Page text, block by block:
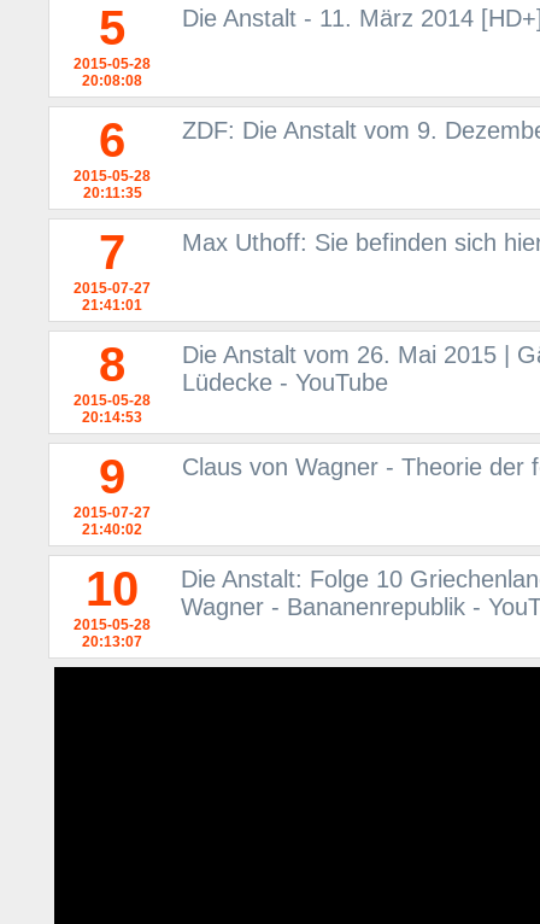
5
2015-05-28
20:08:08
Die Anstalt - 11. März 2014
6
2015-05-28
20:11:35
ZDF: Die Anstalt vom 9.
7
2015-07-27
21:41:01
Max Uthoff: Sie befinden sich
8
2015-05-28
20:14:53
Die Anstalt vom 26. Mai 2015 |
Lüdecke - YouTube
9
2015-07-27
21:40:02
Claus von Wagner - Theorie der
10
2015-05-28
20:13:07
Die Anstalt: Folge 10
Wagner - Bananenrepublik -